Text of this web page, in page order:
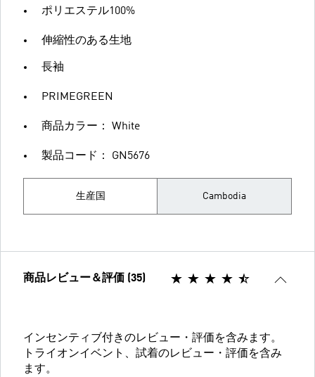
ポリエステル100%
伸縮性のある生地
長袖
PRIMEGREEN
商品カラー： White
製品コード： GN5676
生産国 Cambodia
商品レビュー＆評価 (35)
インセンティブ付きのレビュー・評価を含みます。
トライオンイベント、試着のレビュー・評価を含み
ます。